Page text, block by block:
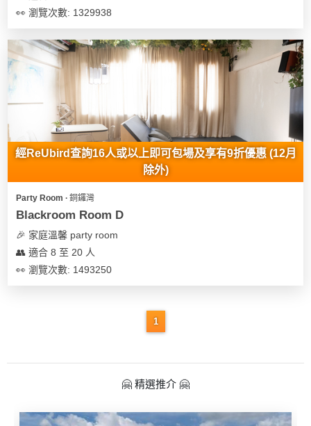
👀 瀏覽次數: 1329938
經ReUbird查詢16人或以上即可包場及享有9折優惠 (12月
除外)
Party Room ∙ 銅鑼灣
Blackroom Room D
🎉 家庭溫馨 party room
👥 適合 8 至 20 人
👀 瀏覽次數: 1493250
1
🤗 精選推介 🤗